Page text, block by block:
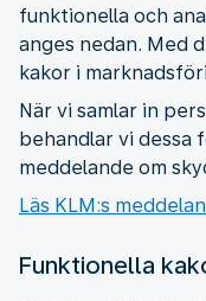
funktionella och
anges nedan. Med
kakor i
När vi samlar in
behandlar vi dessa
meddelande om
Läs KLM:s
Funktionella